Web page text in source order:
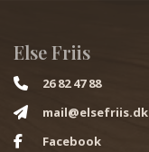
Else Friis
26 82 47 88
mail@elsefriis.dk
Facebook